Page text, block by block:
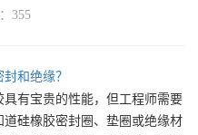
355
和绝缘？
有宝贵的性能，但工程师需要
硅橡胶密封圈、垫圈或绝缘材